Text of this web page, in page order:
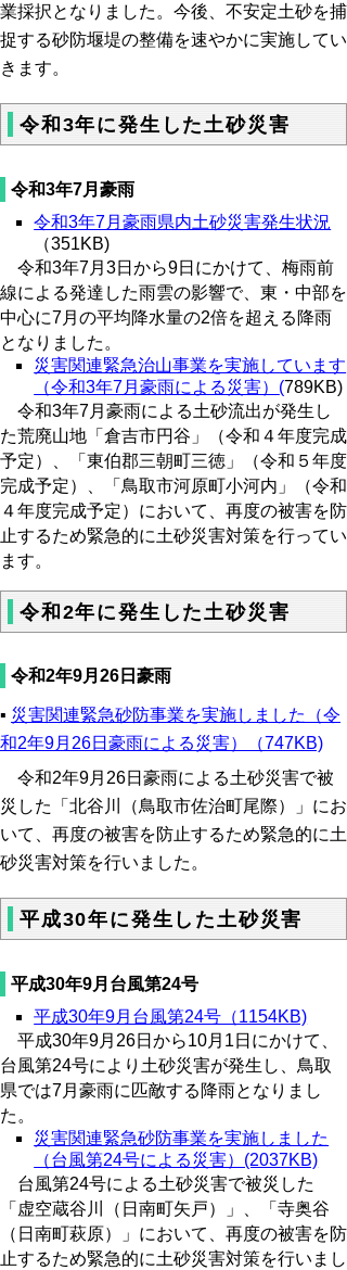
業採択となりました。今後、不安定土砂を捕
捉する砂防堰堤の整備を速やかに実施してい
きます。
令和3年に発生した土砂災害
令和3年7月豪雨
令和3年7月豪雨県内土砂災害発生状況
（351KB)
令和3年7月3日から9日にかけて、梅雨前
線による発達した雨雲の影響で、東・中部を
中心に7月の平均降水量の2倍を超える降雨
となりました。
災害関連緊急治山事業を実施しています
（令和3年7月豪雨による災害） (789KB)
令和3年7月豪雨による土砂流出が発生し
た荒廃山地「倉吉市円谷」（令和４年度完成
予定）、「東伯郡三朝町三徳」（令和５年度
完成予定）、「鳥取市河原町小河内」（令和
４年度完成予定）において、再度の被害を防
止するため緊急的に土砂災害対策を行ってい
ます。
令和2年に発生した土砂災害
令和2年9月26日豪雨
▪ 災害関連緊急砂防事業を実施しました（令
和2年9月26日豪雨による災害）（747KB)
令和2年9月26日豪雨による土砂災害で被
災した「北谷川（鳥取市佐治町尾際）」にお
いて、再度の被害を防止するため緊急的に土
砂災害対策を行いました。
平成30年に発生した土砂災害
平成30年9月台風第24号
平成30年9月台風第24号（1154KB)
平成30年9月26日から10月1日にかけて、
台風第24号により土砂災害が発生し、鳥取
県では7月豪雨に匹敵する降雨となりまし
た。
災害関連緊急砂防事業を実施しました
（台風第24号による災害）(2037KB)
台風第24号による土砂災害で被災した
「虚空蔵谷川（日南町矢戸）」、「寺奥谷
（日南町萩原）」において、再度の被害を防
止するため緊急的に土砂災害対策を行いまし